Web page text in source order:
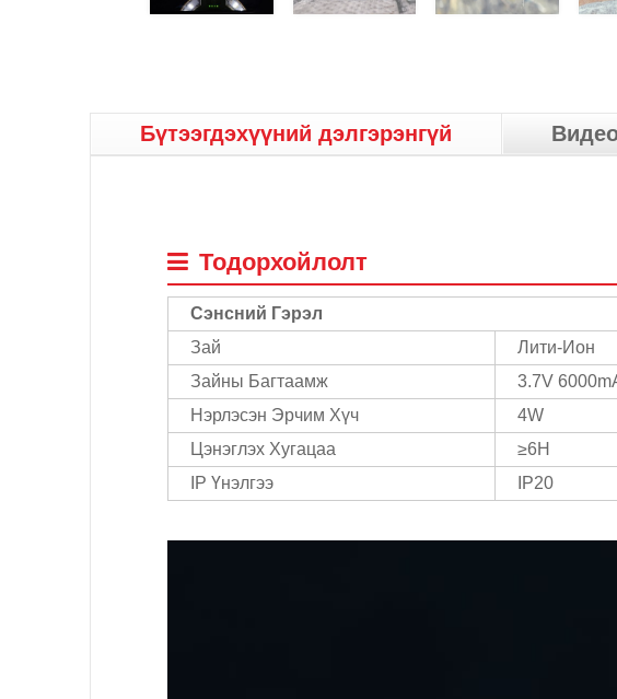
Бүтээгдэхүүний дэлгэрэнгүй
Тодорхойлолт
Сэнсний Гэрэл
Зай
Лити-Ион
Зайны Багтаамж
3.7V
Нэрлэсэн Эрчим Хүч
4W
Цэнэглэх Хугацаа
≥6H
IP Үнэлгээ
IP20